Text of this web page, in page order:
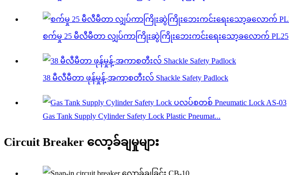
စက်မှု 25 မီလီမီတာ လျှပ်ကာကြိုးဆွဲကြိုးဘေးကင်းရေးသော့ခလောက် PL25
38 မီလီမီတာ ဖုန်မှုန့်-အကာစတီးလ် Shackle Safety Padlock
Gas Tank Supply Cylinder Safety Lock Plastic Pneumat...
Circuit Breaker လော့ခ်ချမှုများ